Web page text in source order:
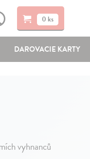
0 ks
DAROVACIE KARTY
vyhnanců